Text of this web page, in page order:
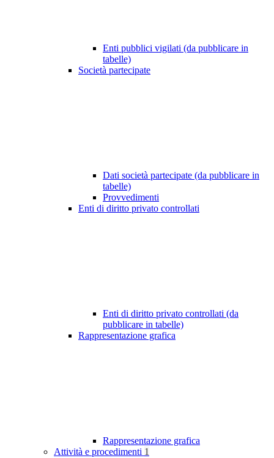
Enti pubblici vigilati (da pubblicare in
tabelle)
Società partecipate
Dati società partecipate (da pubblicare in
tabelle)
Provvedimenti
Enti di diritto privato controllati
Enti di diritto privato controllati (da
pubblicare in tabelle)
Rappresentazione grafica
Rappresentazione grafica
Attività e procedimenti 1